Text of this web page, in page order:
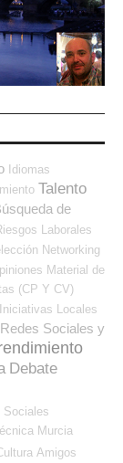
Idiomas
Talento
de
Laborales
Networking
Material de
(CP Y CV)
Iniciativas Locales
Redes Sociales y
Debate
Sociales
Murcia
Amigos